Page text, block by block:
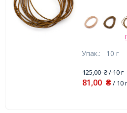
Упак.: 10 г
125,00₴/ 10 г
81,00 ₴/ 10 г